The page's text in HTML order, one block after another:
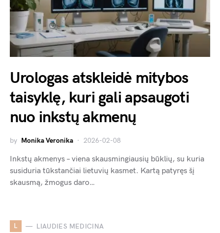
Urologas atskleidė mitybos
taisyklę, kuri gali apsaugoti
nuo inkstų akmenų
by Monika Veronika 2026-02-08
Inkstų akmenys – viena skausmingiausių būklių, su kuria
susiduria tūkstančiai lietuvių kasmet. Kartą patyręs šį
skausmą, žmogus daro…
L LIAUDIES MEDICINA